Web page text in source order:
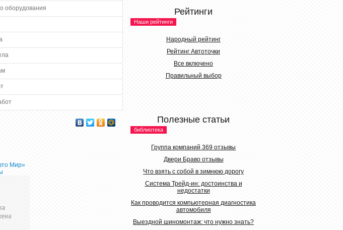
оборудования
Мир»
Рейтинги
Наши рейтинги
Народный рейтинг
Рейтинг Автоточки
Все включено
Правильный выбор
Полезные статьи
библиотека
Группа компаний 369 отзывы
Двери Браво отзывы
Что взять с собой в зимнюю дорогу
Система Трейд-ин: достоинства и
недостатки
Как проводится компьютерная диагностика
автомобиля
Выездной шиномонтаж: что нужно знать?